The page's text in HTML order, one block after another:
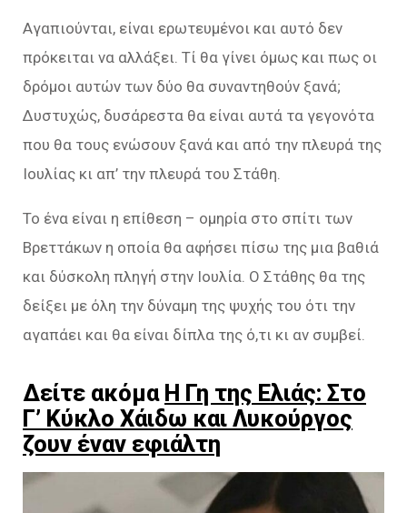
Αγαπιούνται, είναι ερωτευμένοι και αυτό δεν
πρόκειται να αλλάξει. Τί θα γίνει όμως και πως οι
δρόμοι αυτών των δύο θα συναντηθούν ξανά;
Δυστυχώς, δυσάρεστα θα είναι αυτά τα γεγονότα
που θα τους ενώσουν ξανά και από την πλευρά της
Ιουλίας κι απ’ την πλευρά του Στάθη.
Το ένα είναι η επίθεση – ομηρία στο σπίτι των
Βρεττάκων η οποία θα αφήσει πίσω της μια βαθιά
και δύσκολη πληγή στην Ιουλία. Ο Στάθης θα της
δείξει με όλη την δύναμη της ψυχής του ότι την
αγαπάει και θα είναι δίπλα της ό,τι κι αν συμβεί.
Δείτε ακόμα Η Γη της Ελιάς: Στο
Γ’ Κύκλο Χάιδω και Λυκούργος
ζουν έναν εφιάλτη